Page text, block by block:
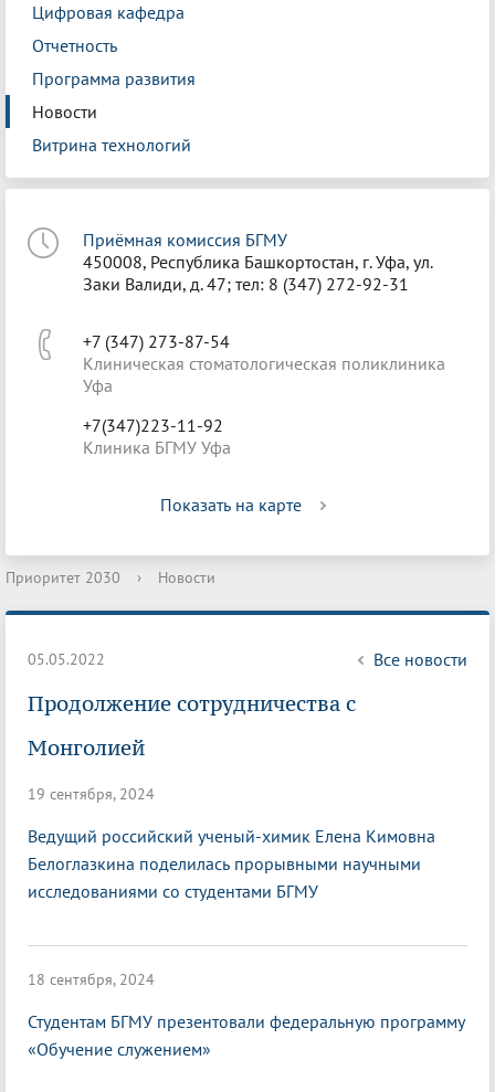
Цифровая кафедра
Отчетность
Программа развития
Новости
Витрина технологий
Приёмная комиссия БГМУ
450008, Республика Башкортостан, г. Уфа, ул.
Заки Валиди, д. 47; тел: 8 (347) 272-92-31
+7 (347) 273-87-54
Клиническая стоматологическая поликлиника
Уфа
+7(347)223-11-92
Клиника БГМУ Уфа
Показать на карте
Приоритет 2030 › Новости
05.05.2022 Все новости
Продолжение сотрудничества с
Монголией
19 сентября, 2024
Ведущий российский ученый-химик Елена Кимовна
Белоглазкина поделилась прорывными научными
исследованиями со студентами БГМУ
18 сентября, 2024
Студентам БГМУ презентовали федеральную программу
«Обучение служением»